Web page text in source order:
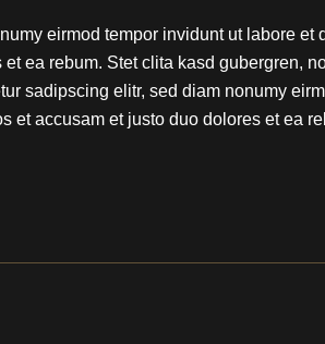
eirmod tempor invidunt ut labore et
ea rebum. Stet clita kasd gubergren,
sadipscing elitr, sed diam nonumy
et accusam et justo duo dolores et ea